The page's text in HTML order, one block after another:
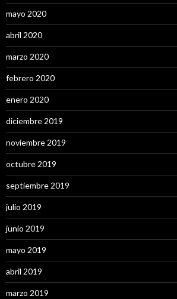
mayo 2020
abril 2020
marzo 2020
febrero 2020
enero 2020
diciembre 2019
noviembre 2019
octubre 2019
septiembre 2019
julio 2019
junio 2019
mayo 2019
abril 2019
marzo 2019